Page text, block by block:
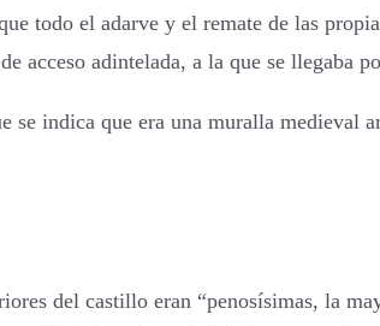
todo el adarve y el remate de las
acceso adintelada, a la que se llegaba
se indica que era una muralla medieval
del castillo eran “penosísimas, la